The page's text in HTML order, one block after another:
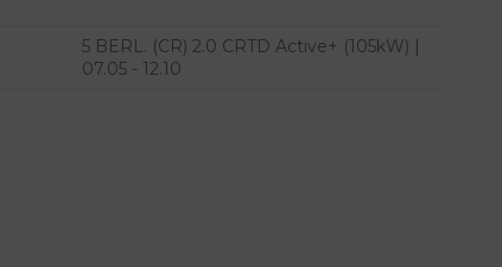
5 BERL. (CR) 2.0 CRTD Active+ (105kW) |
07.05 - 12.10